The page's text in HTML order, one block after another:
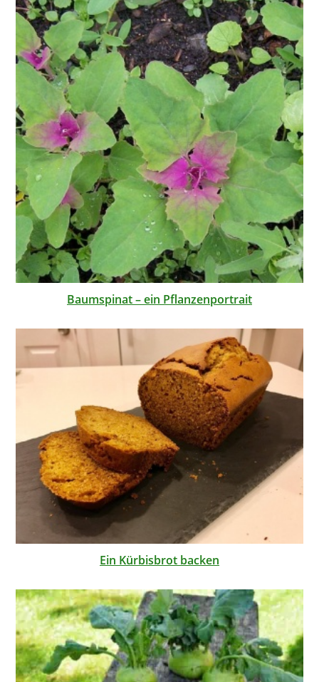
Baumspinat – ein Pflanzenportrait
Ein Kürbisbrot backen